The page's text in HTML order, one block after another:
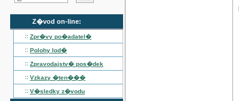
Z�vod on-line:
:: Zpr�vy po�adatel�
:: Polohy lod�
:: Zpravodajstv� pos�dek
:: Vzkazy �ten���
:: V�sledky z�vodu